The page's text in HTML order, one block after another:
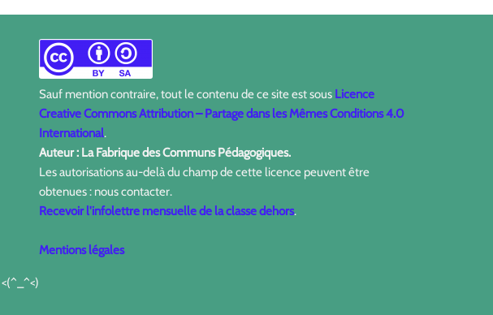
Sauf mention contraire, tout le contenu de ce site est sous Licence
Creative Commons Attribution – Partage dans les Mêmes Conditions 4.0
International.
Auteur : La Fabrique des Communs Pédagogiques.
Les autorisations au-delà du champ de cette licence peuvent être
obtenues : nous contacter.
Recevoir l'infolettre mensuelle de la classe dehors.
Mentions légales
<(^_^<)